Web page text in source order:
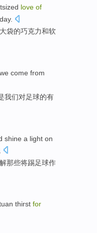
love of
day.
袋的巧克力和软
we come from
我们对足球的有
shine a light on
那些将踢足球作
thirst for